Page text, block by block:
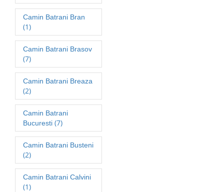
Camin Batrani Bran
(1)
Camin Batrani Brasov
(7)
Camin Batrani Breaza
(2)
Camin Batrani
Bucuresti (7)
Camin Batrani Busteni
(2)
Camin Batrani Calvini
(1)